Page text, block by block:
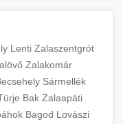
Lenti Zalaszentgrót
Zalakomár
Sármellék
Bak Zalaapáti
Bagod Lovászi